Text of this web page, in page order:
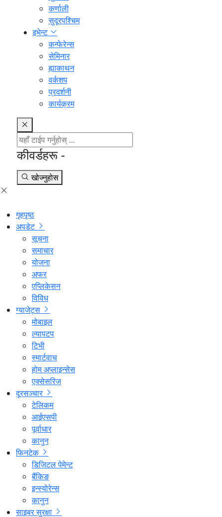
कर्णाली
सुदूरपश्चिम
इभेन्ट
कन्फेरेन्स
सेमिनार
ह्याकाथन
वर्कशप
प्रदर्शनी
कार्यक्रम
कीवर्डहरू -
खोज्नुहोस
गृहपृष्ठ
अपडेट
सूचना
समाचार
योजना
अफर
एप्लिकेसन
विविध
ग्याजेट्स
मोबाइल
ल्यापटप
टिभी
स्मार्टवाच
होम अप्लाइन्सेस
एक्सेसरिज
दूरसञ्चार
टेलिकम
आईएसपी
पूर्वाधार
कानुन
फिनटेक
डिजिटल पेमेन्ट
बैंकिङ
इन्स्योरेन्स
कानुन
साइबर सुरक्षा